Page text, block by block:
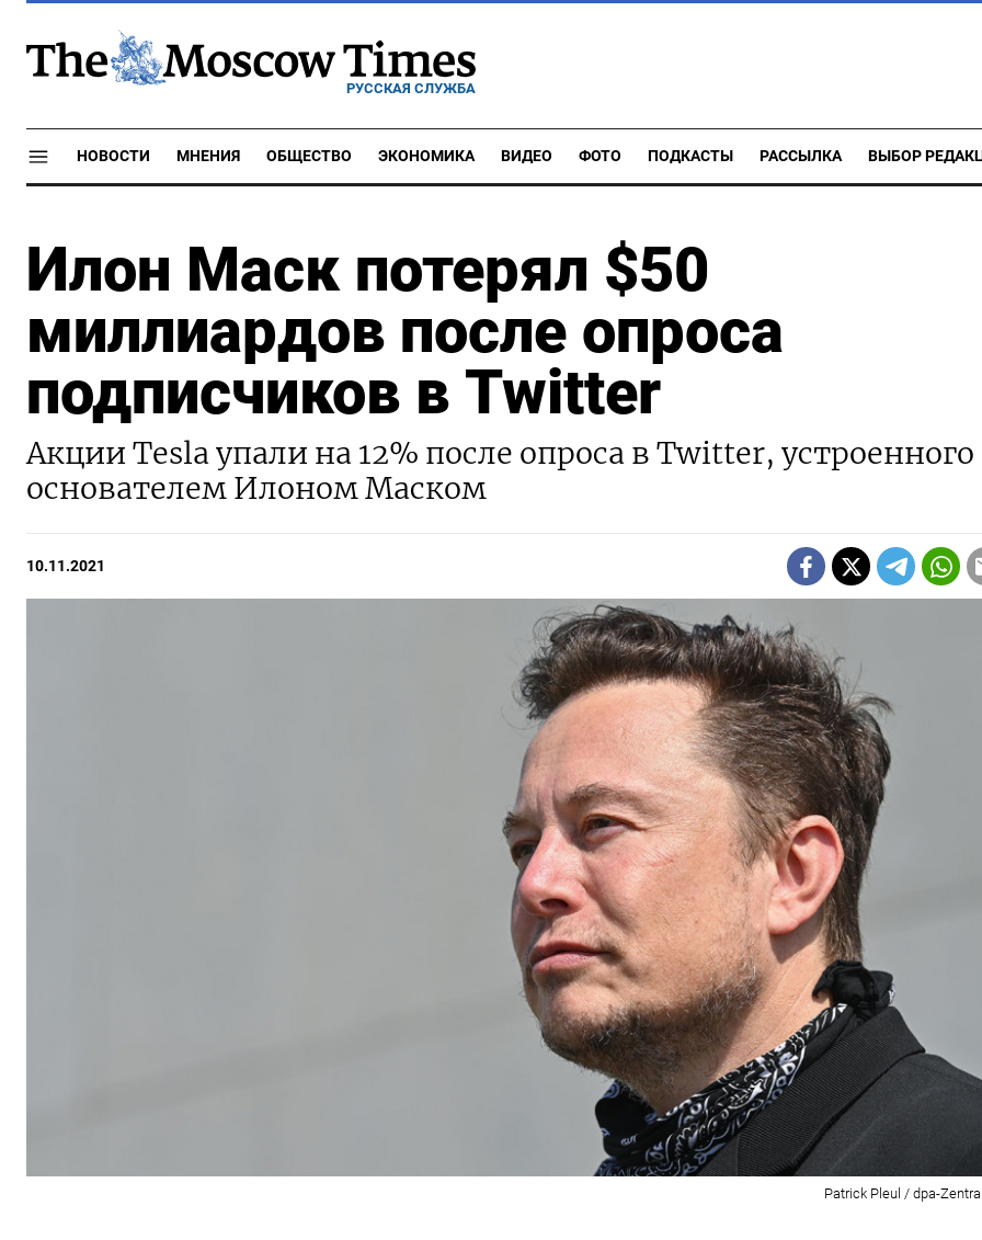
РУССКАЯ СЛУЖБА
НОВОСТИ МНЕНИЯ ОБЩЕСТВО ЭКОНОМИКА ВИДЕО ФОТО ПОДКАСТЫ РАССЫЛКА ВЫБОР
Илон Маск потерял $50
миллиардов после опроса
подписчиков в Twitter
Акции Tesla упали на 12% после опроса в Twitter, устроенного
основателем Илоном Маском
10.11.2021
Patrick Pleul / dpa-